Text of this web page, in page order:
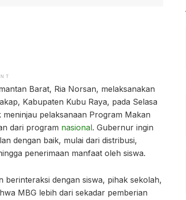
Barat, Ria Norsan, melaksanakan
Kabupaten Kubu Raya, pada Selasa
pelaksanaan Program Makan
dari program nasional. Gubernur ingin
dengan baik, mulai dari distribusi,
penerimaan manfaat oleh siswa.
dengan siswa, pihak sekolah,
MBG lebih dari sekadar pemberian